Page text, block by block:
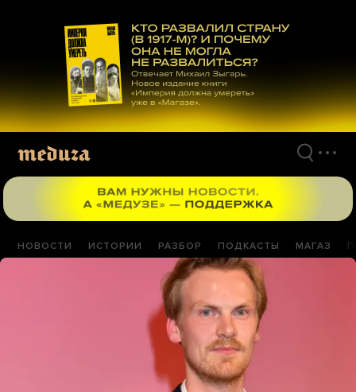
материалам
НОВОСТИ ИСТОРИИ РАЗБОР ПОДКАСТЫ МАГАЗ